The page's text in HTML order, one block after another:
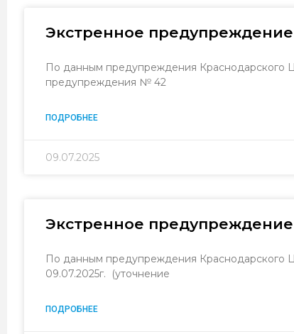
Экстренное предупреждение
По данным предупреждения Краснодарского
предупреждения № 42
ПОДРОБНЕЕ
09.07.2025
Экстренное предупреждение
По данным предупреждения
09.07.2025г. (уточнение
ПОДРОБНЕЕ